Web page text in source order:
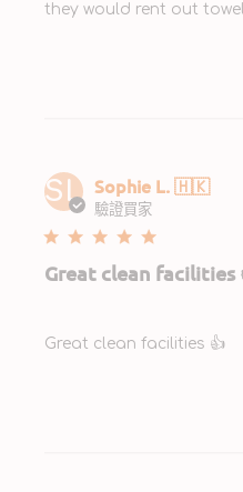
they would rent out
SL Sophie L. 🇭🇰
驗證買家
Great clean facilities
Great clean facilities 👍